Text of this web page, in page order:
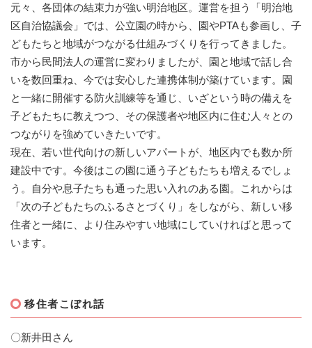
元々、各団体の結束力が強い明治地区。運営を担う「明治地
区自治協議会」では、公立園の時から、園やPTAも参画し、子
どもたちと地域がつながる仕組みづくりを行ってきました。
市から民間法人の運営に変わりましたが、園と地域で話し合
いを数回重ね、今では安心した連携体制が築けています。園
と一緒に開催する防火訓練等を通じ、いざという時の備えを
子どもたちに教えつつ、その保護者や地区内に住む人々との
つながりを強めていきたいです。
現在、若い世代向けの新しいアパートが、地区内でも数か所
建設中です。今後はこの園に通う子どもたちも増えるでしょ
う。自分や息子たちも通った思い入れのある園。これからは
「次の子どもたちのふるさとづくり」をしながら、新しい移
住者と一緒に、より住みやすい地域にしていければと思って
います。
移住者こぼれ話
〇新井田さん